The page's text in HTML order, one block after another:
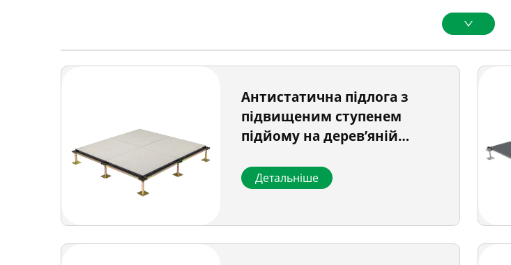
Антистатична підлога з
підвищеним ступенем
підйому на дерев’яній
Детальніше